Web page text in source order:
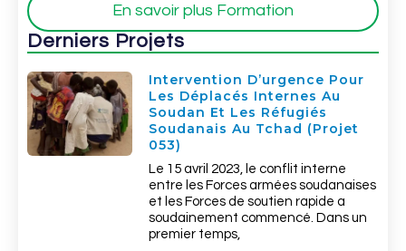
En savoir plus Formation
Derniers Projets
Intervention D’urgence Pour
Les Déplacés Internes Au
Soudan Et Les Réfugiés
Soudanais Au Tchad (Projet
053)
Le 15 avril 2023, le conflit interne
entre les Forces armées soudanaises
et les Forces de soutien rapide a
soudainement commencé. Dans un
premier temps,